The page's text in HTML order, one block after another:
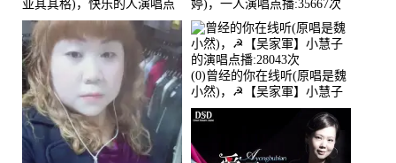
亚其其格)，快乐的人演唱点
播:36次
婷)，一人演唱点播:35667次
(0)曾经的你在线听(原唱是魏
小然)，☭【吴家軍】小慧子
的演唱点播:28043次